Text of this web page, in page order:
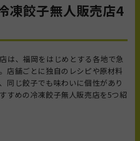
凍餃子無人販売店4
は、福岡をはじめとする各地で急
店舗ごとに独自のレシピや原材料
同じ餃子でも味わいに個性があり
すめの冷凍餃子無人販売店を5つ紹